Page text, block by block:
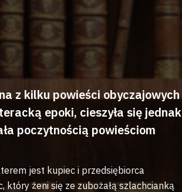
z kilku powieści obyczajowych
epoki, cieszyła się jednak
poczytnością powieściom
jest kupiec i przedsiębiorca
który żeni się ze zubożałą szlachcianką